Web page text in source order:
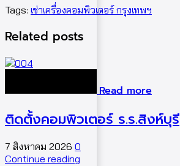
Tags: เช่าเครื่องคอมพิวเตอร์ กรุงเทพฯ
Related posts
Read more
ติดตั้งคอมพิวเตอร์ ร.ร.สิงห์บุรี
7 สิงหาคม 2026 0
Continue reading